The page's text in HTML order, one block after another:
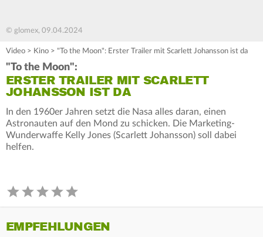
© glomex, 09.04.2024
Video > Kino > "To the Moon": Erster Trailer mit Scarlett Johansson ist da
"To the Moon":
ERSTER TRAILER MIT SCARLETT
JOHANSSON IST DA
In den 1960er Jahren setzt die Nasa alles daran, einen
Astronauten auf den Mond zu schicken. Die Marketing-
Wunderwaffe Kelly Jones (Scarlett Johansson) soll dabei
helfen.
EMPFEHLUNGEN